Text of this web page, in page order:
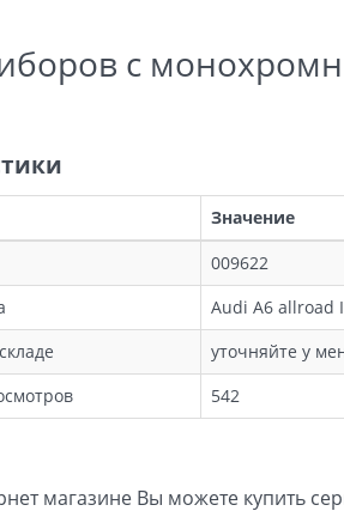
с
Значение
009622
Audi A6 allroad
уточняйте у
542
магазине Вы можете купить